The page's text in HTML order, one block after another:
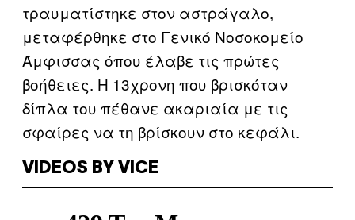
τραυματίστηκε στον αστράγαλο,
μεταφέρθηκε στο Γενικό Νοσοκομείο
Άμφισσας όπου έλαβε τις πρώτες
βοήθειες. Η 13χρονη που βρισκόταν
δίπλα του πέθανε ακαριαία με τις
σφαίρες να τη βρίσκουν στο κεφάλι.
VIDEOS BY VICE